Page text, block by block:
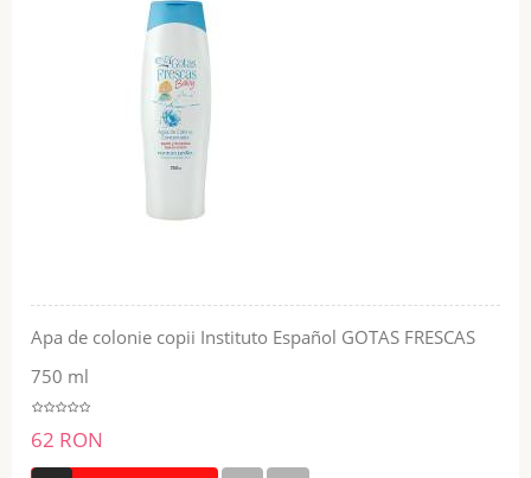
Apa de colonie copii Instituto Español GOTAS FRESCAS
750 ml
62 RON